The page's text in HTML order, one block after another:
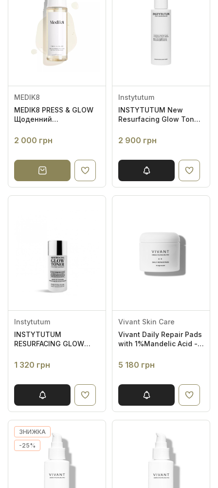
MEDIK8
MEDIK8 PRESS & GLOW
Щоденний
із РНА й активатором
ферментів
2 000 грн
Instytutum
INSTYTUTUM New
Resurfacing Glow Toner
PHA кислотами
2 900 грн
Instytutum
INSTYTUTUM
RESURFACING GLOW
ГЛІКОЛЕВОЮ
КИСЛОТОЮ
1 320 грн
Vivant Skin Care
Vivant Daily Repair Pads
with 1%Mandelic Acid -
1% мигдальної
кислотою для
застосування
5 180 грн
ЗНИЖКА
-25%